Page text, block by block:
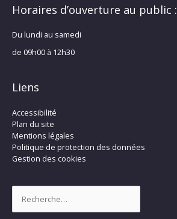
Horaires d’ouverture au public :
Du lundi au samedi
de 09h00 à 12h30
Liens
Accessibilité
Plan du site
Mentions légales
Politique de protection des données
Gestion des cookies